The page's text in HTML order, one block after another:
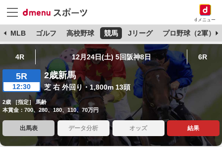
dメニュー
MLB ゴルフ 高校野球 競馬 Jリーグ プロ野球（2軍）
4R 12月24日(土) 5回阪神8日 6R
5R
12:30
2歳新馬
芝 右 外回り・1,800m 13頭
2歳 ［指定］ 馬齢
本賞金：700、280、180、110、70万円
出馬表 データ分析 オッズ 結果